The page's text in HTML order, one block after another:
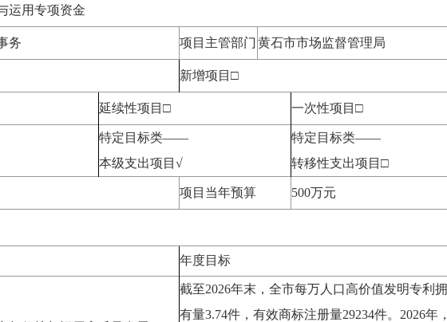
运用专项资金
务 项目主管部门 黄石市市场监督管理局
新增项目□
延续性项目□ 一次性项目□
特定目标类——
本级支出项目√
特定目标类——
转移性支出项目□
项目当年预算 500万元
年度目标
截至2026年末，全市每万人口高价值发明专利拥
有量3.74件，有效商标注册量29234件。2026年，